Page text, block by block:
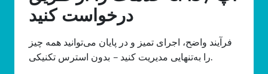
درخواست کنید
فرآیند واضح، اجرای تمیز و در پایان می‌توانید همه چیز
را به‌تنهایی مدیریت کنید – بدون استرس تکنیکی.